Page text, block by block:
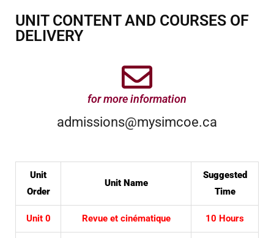
UNIT CONTENT AND COURSES OF
DELIVERY
for more information
admissions@mysimcoe.ca
Unit
Order
Unit Name
Suggested
Time
Unit 0 Revue et cinématique 10 Hours